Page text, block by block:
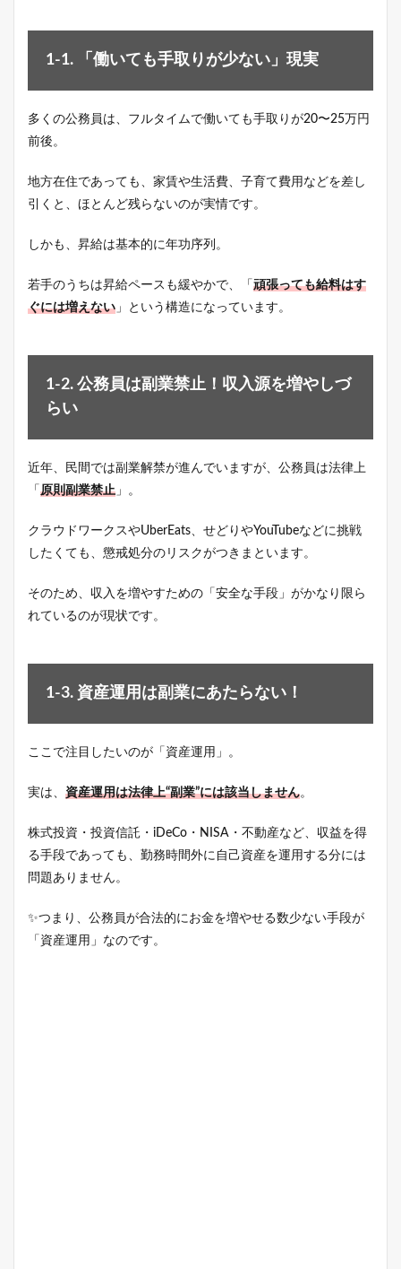
1-1. 「働いても手取りが少ない」現実
多くの公務員は、フルタイムで働いても手取りが20〜25万円
前後。
地方在住であっても、家賃や生活費、子育て費用などを差し
引くと、ほとんど残らないのが実情です。
しかも、昇給は基本的に年功序列。
若手のうちは昇給ペースも緩やかで、「 頑張っても給料はす
ぐには増えない 」という構造になっています。
1-2. 公務員は副業禁止！収入源を増やしづ
らい
近年、民間では副業解禁が進んでいますが、公務員は法律上
「 原則副業禁止 」。
クラウドワークスやUberEats、せどりやYouTubeなどに挑戦
したくても、懲戒処分のリスクがつきまといます。
そのため、収入を増やすための「安全な手段」がかなり限ら
れているのが現状です。
1-3. 資産運用は副業にあたらない！
ここで注目したいのが「資産運用」。
実は、 資産運用は法律上“副業”には該当しません。
株式投資・投資信託・iDeCo・NISA・不動産など、収益を得
る手段であっても、勤務時間外に自己資産を運用する分には
問題ありません。
✨つまり、公務員が合法的にお金を増やせる数少ない手段が
「資産運用」なのです。